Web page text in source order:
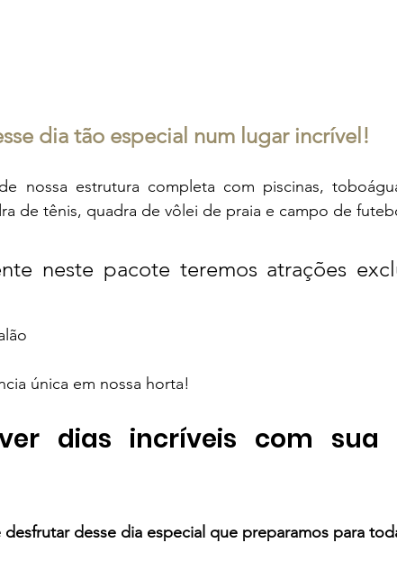
dia tão especial num lugar incrível!
nossa estrutura completa com piscinas,
de tênis, quadra de vôlei de praia e campo de
neste pacote teremos atrações
única em nossa horta!
dias incríveis com sua
desse dia especial que preparamos para